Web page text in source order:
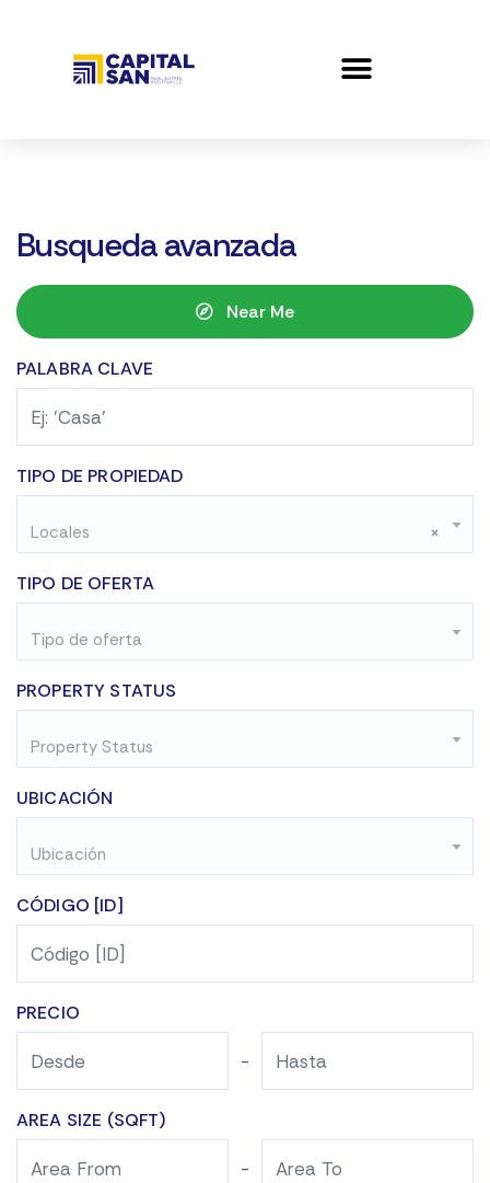
Busqueda avanzada
Near Me
PALABRA CLAVE
TIPO DE PROPIEDAD
×
Locales
TIPO DE OFERTA
Tipo de oferta
PROPERTY STATUS
Property Status
UBICACIÓN
Ubicación
CÓDIGO [ID]
PRECIO
-
AREA SIZE (SQFT)
-